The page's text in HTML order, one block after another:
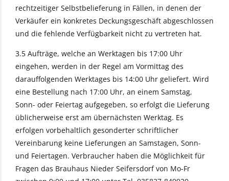
rechtzeitiger Selbstbelieferung in Fällen, in denen der
Verkäufer ein konkretes Deckungsgeschäft abgeschlossen
und die fehlende Verfügbarkeit nicht zu vertreten hat.
3.5 Aufträge, welche an Werktagen bis 17:00 Uhr
eingehen, werden in der Regel am Vormittag des
darauffolgenden Werktages bis 14:00 Uhr geliefert. Wird
eine Bestellung nach 17:00 Uhr, an einem Samstag,
Sonn- oder Feiertag aufgegeben, so erfolgt die Lieferung
üblicherweise erst am übernächsten Werktag. Es
erfolgen vorbehaltlich gesonderter schriftlicher
Vereinbarung keine Lieferungen an Samstagen, Sonn-
und Feiertagen. Verbraucher haben die Möglichkeit für
Fragen das Brauhaus Nieder Seifersdorf von Mo-Fr